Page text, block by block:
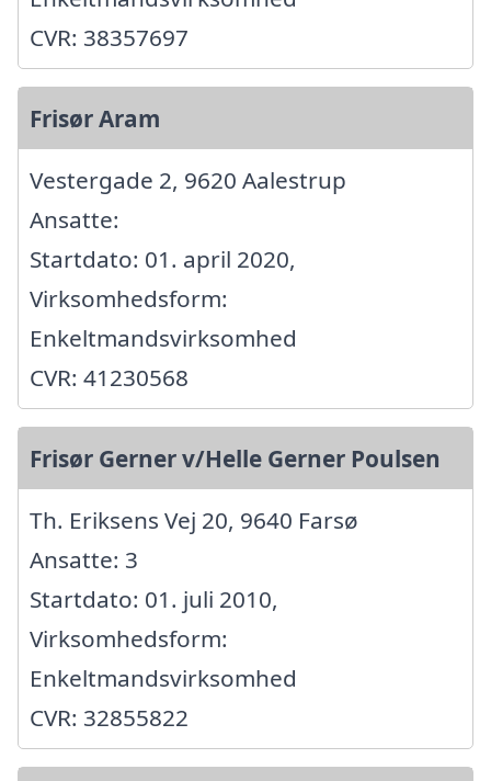
CVR: 38357697
Frisør Aram
Vestergade 2, 9620 Aalestrup
Ansatte:
Startdato: 01. april 2020,
Virksomhedsform:
Enkeltmandsvirksomhed
CVR: 41230568
Frisør Gerner v/Helle Gerner Poulsen
Th. Eriksens Vej 20, 9640 Farsø
Ansatte: 3
Startdato: 01. juli 2010,
Virksomhedsform:
Enkeltmandsvirksomhed
CVR: 32855822